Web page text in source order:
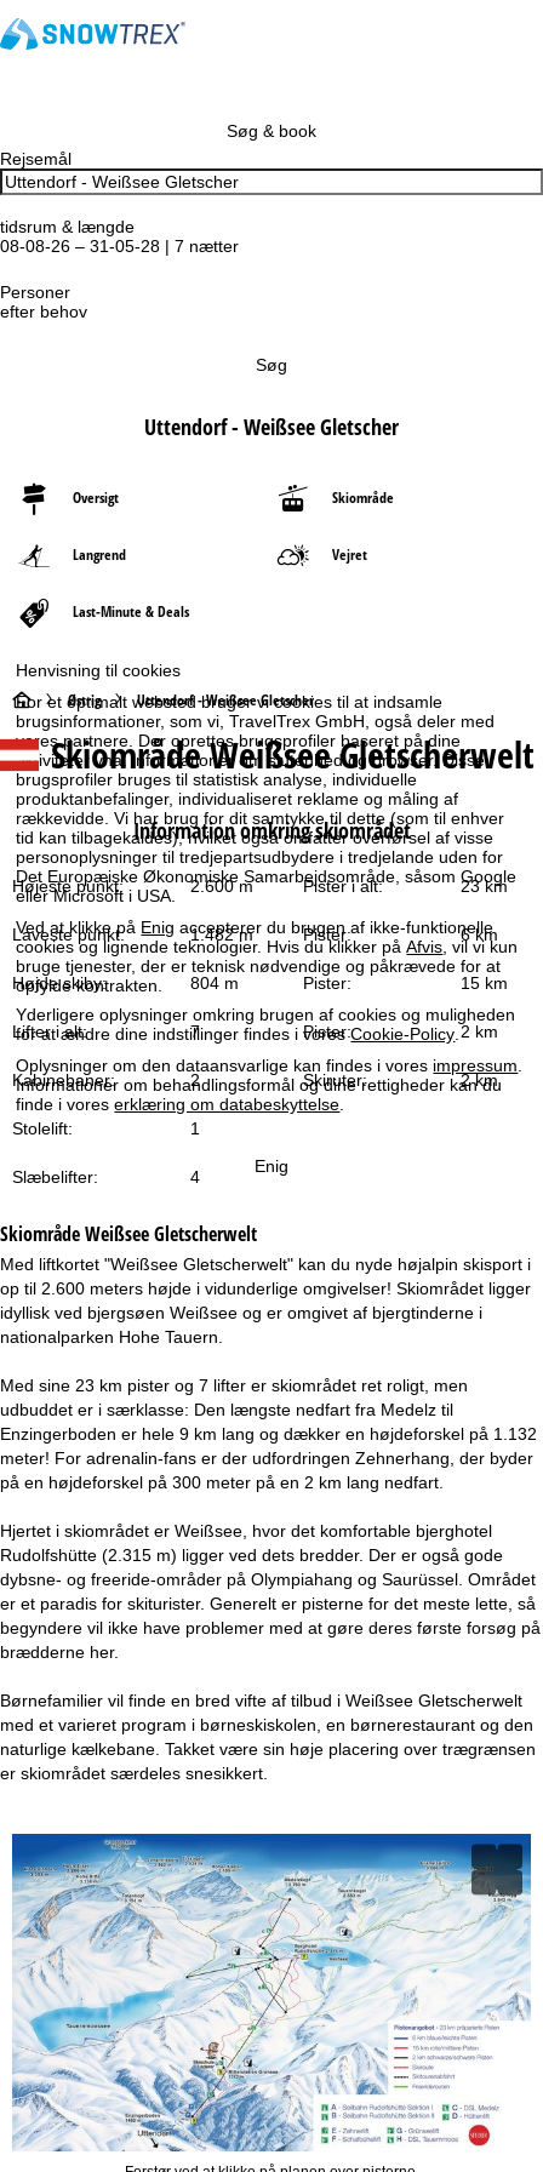
Henvisning til cookies
For et optimalt websted bruger vi cookies til at indsamle
brugsinformationer, som vi, TravelTrex GmbH, også deler med
vores partnere. Der oprettes brugsprofiler baseret på dine
aktiviteter vha. informationer om slutenhed og browser. Disse
brugsprofiler bruges til statistisk analyse, individuelle
produktanbefalinger, individualiseret reklame og måling af
rækkevidde. Vi har brug for dit samtykke til dette (som til enhver
tid kan tilbagekaldes), hvilket også omfatter overførsel af visse
personoplysninger til tredjepartsudbydere i tredjelande uden for
Det Europæiske Økonomiske Samarbejdsområde, såsom Google
eller Microsoft i USA.
Ved at klikke på Enig accepterer du brugen af ikke-funktionelle
cookies og lignende teknologier. Hvis du klikker påAfvis , vil vi kun
bruge tjenester, der er teknisk nødvendige og påkrævede for at
opfylde kontrakten.
Yderligere oplysninger omkring brugen af cookies og muligheden
for at ændre dine indstillinger findes i voresCookie-Policy
Oplysninger om den dataansvarlige kan findes i vores impressum
Informationer om behandlingsformål og dine rettigheder kan du
finde i voreserklæring om databeskyttelse
Enig
Søg & book
Rejsemål
tidsrum & længde
08-08-26 – 31-05-28 | 7 nætter
Personer
efter behov
Søg
Uttendorf - Weißsee Gletscher
Oversigt Skiområde
Langrend Vejret
Last-Minute & Deals
S
t
a
r
t
s
i
d
e
Østrig Uttendorf - Weißsee Gletscher
SkiområdeWeißsee Gletscherwelt
Information omkring skiområdet
Højeste punkt: 2.600 m Pister i alt: 23 km
Laveste punkt: 1.482 m Pister: 6 km
Højde skiby: 804 m Pister: 15 km
Lifter i alt: 7 Pister: 2 km
Kabinebaner: 2 Skiruter: 2 km
Stolelift: 1
Slæbelifter: 4
SkiområdeWeißsee Gletscherwelt
Med liftkortet "Weißsee Gletscherwelt" kan du nyde højalpin skisport i
op til 2.600 meters højde i vidunderlige omgivelser! Skiområdet ligger
idyllisk ved bjergsøen Weißsee og er omgivet af bjergtinderne i
nationalparken Hohe Tauern.
Med sine 23 km pister og 7 lifter er skiområdet ret roligt, men
udbuddet er i særklasse: Den længste nedfart fra Medelz til
Enzingerboden er hele 9 km lang og dækker en højdeforskel på 1.132
meter! For adrenalin-fans er der udfordringen Zehnerhang, der byder
på en højdeforskel på 300 meter på en 2 km lang nedfart.
Hjertet i skiområdet er Weißsee, hvor det komfortable bjerghotel
Rudolfshütte (2.315 m) ligger ved dets bredder. Der er også gode
dybsne- og freeride-områder på Olympiahang og Saurüssel. Området
er et paradis for skiturister. Generelt er pisterne for det meste lette, så
begyndere vil ikke have problemer med at gøre deres første forsøg på
brædderne her.
Børnefamilier vil finde en bred vifte af tilbud i Weißsee Gletscherwelt
med et varieret program i børneskiskolen, en børnerestaurant og den
naturlige kælkebane. Takket være sin høje placering over trægrænsen
er skiområdet særdeles snesikkert.